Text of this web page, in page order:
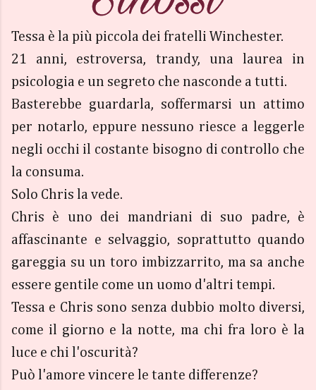
Tessa è la più piccola dei fratelli Winchester.
21 anni, estroversa, trandy, una laurea in
psicologia e un segreto che nasconde a tutti.
Basterebbe guardarla, soffermarsi un attimo
per notarlo, eppure nessuno riesce a leggerle
negli occhi il costante bisogno di controllo che
la consuma.
Solo Chris la vede.
Chris è uno dei mandriani di suo padre, è
affascinante e selvaggio, soprattutto quando
gareggia su un toro imbizzarrito, ma sa anche
essere gentile come un uomo d'altri tempi.
Tessa e Chris sono senza dubbio molto diversi,
come il giorno e la notte, ma chi fra loro è la
luce e chi l'oscurità?
Può l'amore vincere le tante differenze?